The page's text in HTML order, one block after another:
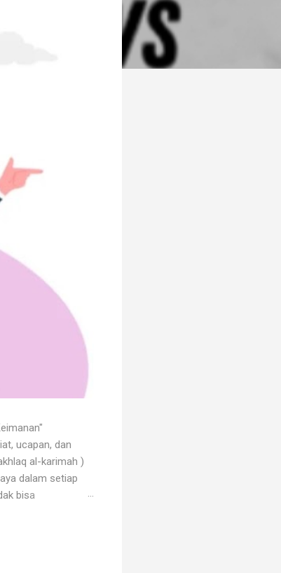
ucapan, dan
al-karimah )
dalam setiap
bisa
sebagai orang
beriman selalu